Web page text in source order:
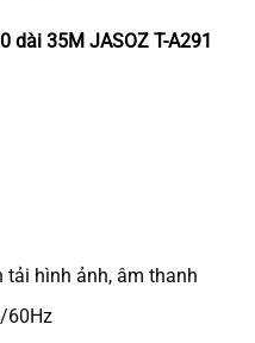
dài 35M JASOZ T-A291
tải hình ảnh, âm thanh
60Hz